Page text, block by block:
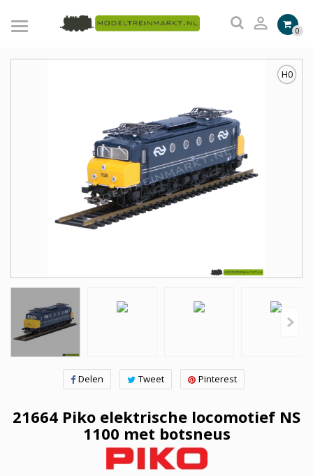
 0
H0
Delen Tweet Pinterest
21664 Piko elektrische locomotief NS
1100 met botsneus